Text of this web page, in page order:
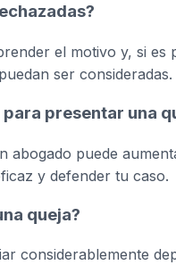
el motivo y, si
ser consideradas.
presentar una
puede
y defender tu caso.
queja?
considerablemente